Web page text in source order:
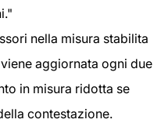
nella misura stabilita
aggiornata ogni due
in misura ridotta se
contestazione.